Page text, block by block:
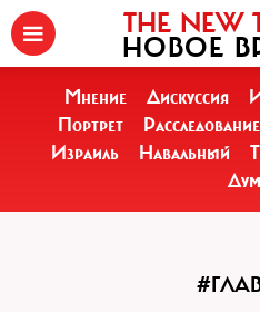
THE NEW
НОВОЕ
Мнение Дискуссия
Портрет
Расследование
Израиль
Навальный